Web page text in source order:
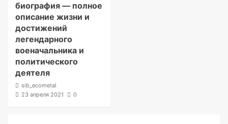
биография — полное
описание жизни и
достижений
легендарного
военачальника и
политического
деятеля
sib_ecometal
23 апреля 2021
0